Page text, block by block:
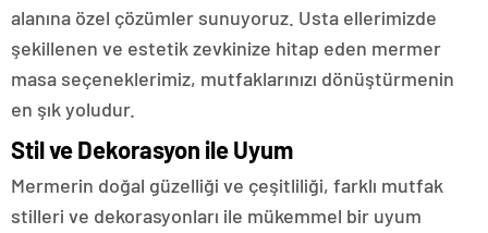
alanına özel çözümler sunuyoruz. Usta ellerimizde
şekillenen ve estetik zevkinize hitap eden mermer
masa seçeneklerimiz, mutfaklarınızı dönüştürmenin
en şık yoludur.
Stil ve Dekorasyon ile Uyum
Mermerin doğal güzelliği ve çeşitliliği, farklı mutfak
stilleri ve dekorasyonları ile mükemmel bir uyum